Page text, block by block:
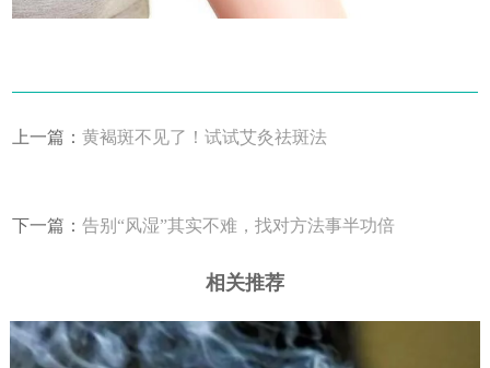
上一篇：黄褐斑不见了！试试艾灸祛斑法
下一篇：告别“风湿”其实不难，找对方法事半功倍
相关推荐